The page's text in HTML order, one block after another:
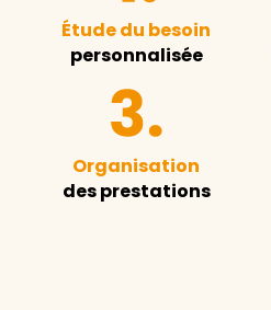
Étude du besoin
personnalisée
Organisation
des prestations